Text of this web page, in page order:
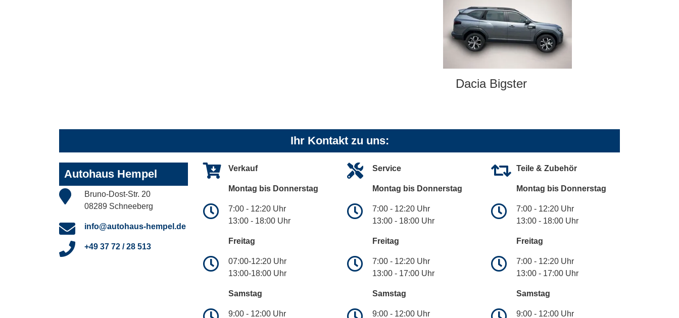
Dacia Bigster
Ihr Kontakt zu uns:
Autohaus Hempel
Bruno-Dost-Str. 20
08289 Schneeberg
info@autohaus-hempel.de
+49 37 72 / 28 513
Verkauf
Montag bis Donnerstag
7:00 - 12:20 Uhr
13:00 - 18:00 Uhr
Freitag
07:00-12:20 Uhr
13:00-18:00 Uhr
Samstag
9:00 - 12:00 Uhr
Service
Montag bis Donnerstag
7:00 - 12:20 Uhr
13:00 - 18:00 Uhr
Freitag
7:00 - 12:20 Uhr
13:00 - 17:00 Uhr
Samstag
9:00 - 12:00 Uhr
Teile & Zubehör
Montag bis Donnerstag
7:00 - 12:20 Uhr
13:00 - 18:00 Uhr
Freitag
7:00 - 12:20 Uhr
13:00 - 17:00 Uhr
Samstag
9:00 - 12:00 Uhr